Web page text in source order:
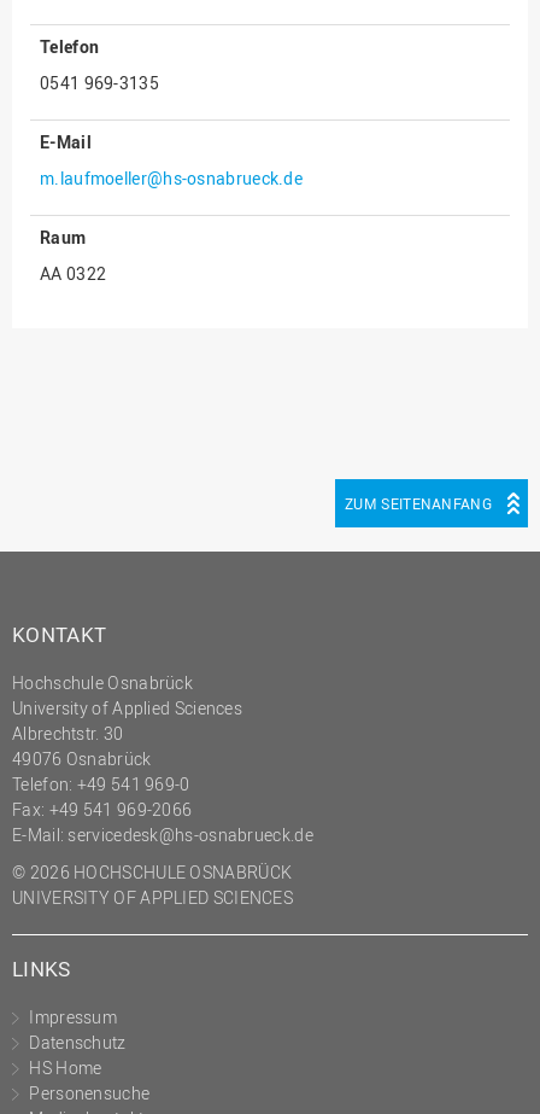
strategie
IT Service Center
Kommunikation und
Marketing
Prozessmanagement
Recht
Science to Business GmbH
Studierendensekretariat
Studium und Lehre
Transfer- und
Telefon
0541 969-3135
E-Mail
m.laufmoeller@hs-osnabrueck.de
Raum
AA 0322
ZUM SEITENANFANG
KONTAKT
Hochschule Osnabrück
University of Applied Sciences
Albrechtstr. 30
49076 Osnabrück
Telefon: +49 541 969-0
Fax: +49 541 969-2066
E-Mail: servicedesk@hs-osnabrueck.de
© 2026 HOCHSCHULE OSNABRÜCK
UNIVERSITY OF APPLIED SCIENCES
LINKS
Impressum
Datenschutz
HS Home
Personensuche